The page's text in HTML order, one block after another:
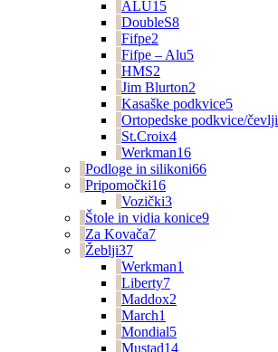
ALU15
DoubleS8
Fifpe2
Fifpe – Alu5
HMS2
Jim Blurton2
Kasaške podkvice5
Ortopedske podkvice/čevlji
St.Croix4
Werkman16
Podloge in silikoni66
Pripomočki16
Vozički3
Štole in vidia konice9
Za Kovača7
Žeblji37
Werkman1
Liberty7
Maddox2
March1
Mondial5
Mustad14